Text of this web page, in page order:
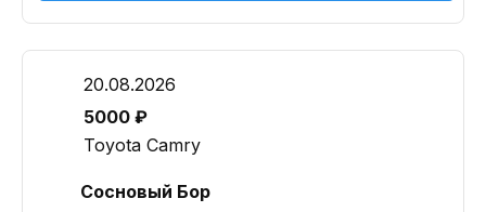
20.08.2026
5000 ₽
Toyota Camry
Сосновый Бор